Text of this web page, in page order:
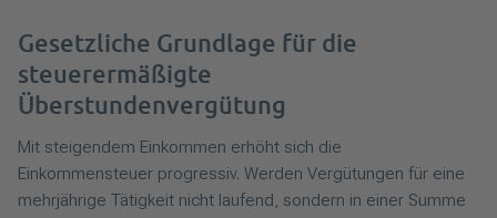
Gesetzliche Grundlage für die
steuerermäßigte
Überstundenvergütung
Mit steigendem Einkommen erhöht sich die
Einkommensteuer progressiv. Werden Vergütungen für eine
mehrjährige Tätigkeit nicht laufend, sondern in einer Summe